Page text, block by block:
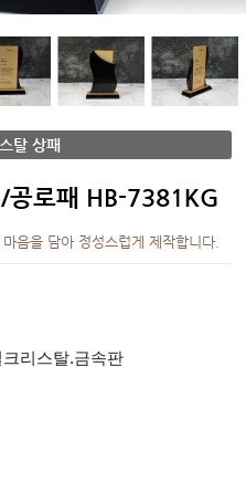
탈 상패
공로패 HB-7381KG
음을 담아 정성스럽게 제작합니다.
리스탈.금속판